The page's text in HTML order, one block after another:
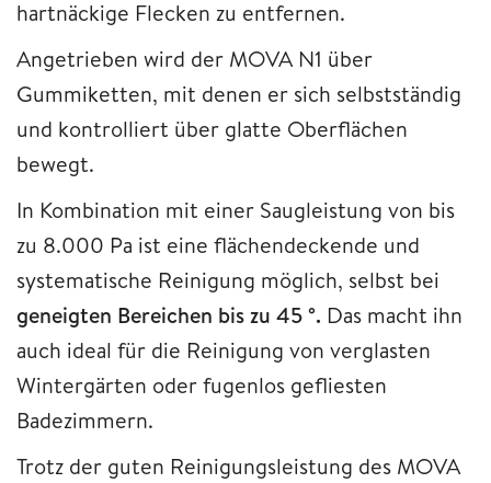
hartnäckige Flecken zu entfernen.
Angetrieben wird der MOVA N1 über
Gummiketten, mit denen er sich selbstständig
und kontrolliert über glatte Oberflächen
bewegt.
In Kombination mit einer Saugleistung von bis
zu 8.000 Pa ist eine flächendeckende und
systematische Reinigung möglich, selbst bei
geneigten Bereichen bis zu 45 °. Das macht ihn
auch ideal für die Reinigung von verglasten
Wintergärten oder fugenlos gefliesten
Badezimmern.
Trotz der guten Reinigungsleistung des MOVA